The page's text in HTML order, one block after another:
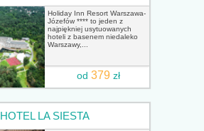
Holiday Inn Resort Warszawa-
Józefów **** to jeden z
najpiękniej usytuowanych
hoteli z basenem niedaleko
Warszawy,...
od379 zł
HOTEL LA SIESTA